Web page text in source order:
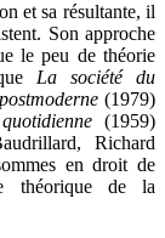
et sa résultante, il
Son approche
le peu de théorie
La société du
(1979)
(1959)
Richard
en droit de
théorique de la